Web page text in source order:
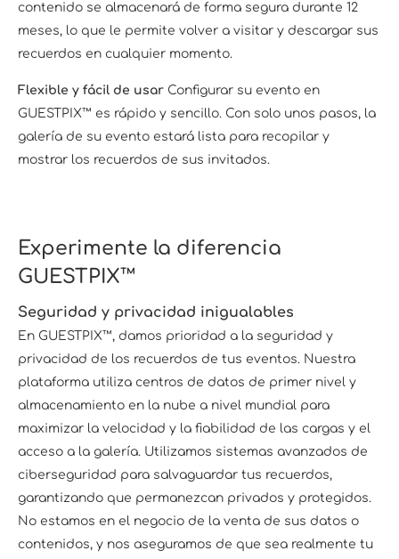
contenido se almacenará de forma segura durante 12
meses, lo que le permite volver a visitar y descargar sus
recuerdos en cualquier momento.
Flexible y fácil de usar Configurar su evento en
GUESTPIX™ es rápido y sencillo. Con solo unos pasos, la
galería de su evento estará lista para recopilar y
mostrar los recuerdos de sus invitados.
Experimente la diferencia
GUESTPIX™
Seguridad y privacidad inigualables
En GUESTPIX™, damos prioridad a la seguridad y
privacidad de los recuerdos de tus eventos. Nuestra
plataforma utiliza centros de datos de primer nivel y
almacenamiento en la nube a nivel mundial para
maximizar la velocidad y la fiabilidad de las cargas y el
acceso a la galería. Utilizamos sistemas avanzados de
ciberseguridad para salvaguardar tus recuerdos,
garantizando que permanezcan privados y protegidos.
No estamos en el negocio de la venta de sus datos o
contenidos, y nos aseguramos de que sea realmente tu